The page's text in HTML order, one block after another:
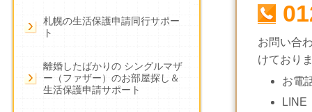
お問い合
けており
お電
LINE
札幌の生活保護申請同行サポー
ト
離婚したばかりの シングルマザ
ー（ファザー）のお部屋探し＆
生活保護申請サポート